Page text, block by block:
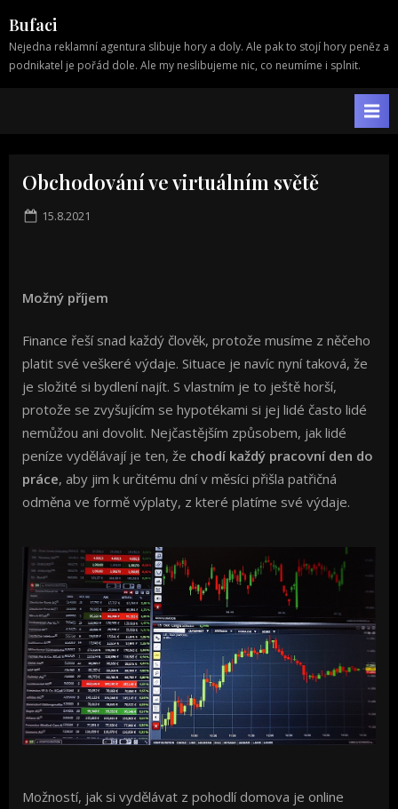
to
content
Bufaci
Nejedna reklamní agentura slibuje hory a doly. Ale pak to stojí hory peněz a
podnikatel je pořád dole. Ale my neslibujeme nic, co neumíme i splnit.
Obchodování ve virtuálním světě
Posted
15.8.2021
Možný příjem
Finance řeší snad každý člověk, protože musíme z něčeho
platit své veškeré výdaje. Situace je navíc nyní taková, že
je složité si bydlení najít. S vlastním je to ještě horší,
protože se zvyšujícím se hypotékami si jej lidé často lidé
nemůžou ani dovolit. Nejčastějším způsobem, jak lidé
peníze vydělávají je ten, že chodí každý pracovní den do
práce, aby jim k určitému dní v měsíci přišla patřičná
odměna ve formě výplaty, z které platíme své výdaje.
Možností, jak si vydělávat z pohodlí domova je online